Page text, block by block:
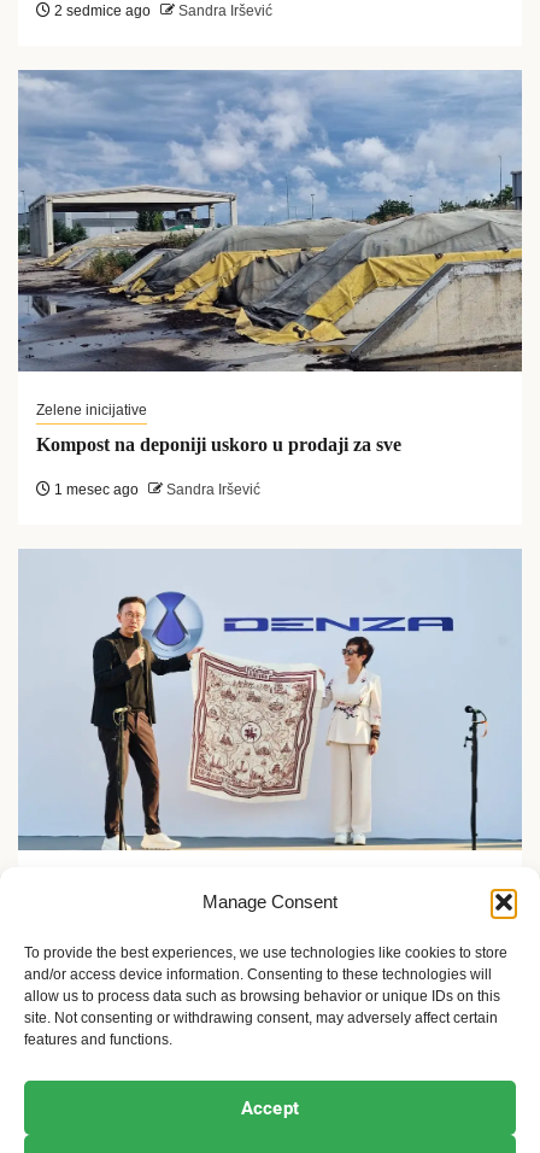
Manage Consent
To provide the best experiences, we use technologies like cookies to store
and/or access device information. Consenting to these technologies will
allow us to process data such as browsing behavior or unique IDs on this
site. Not consenting or withdrawing consent, may adversely affect certain
features and functions.
Accept
2 sedmice ago Sandra Iršević
Zelene inicijative
Kompost na deponiji uskoro u prodaji za sve
1 mesec ago Sandra Iršević
minuta?
2 meseca ago Sandra Iršević
Ekologija i održivost